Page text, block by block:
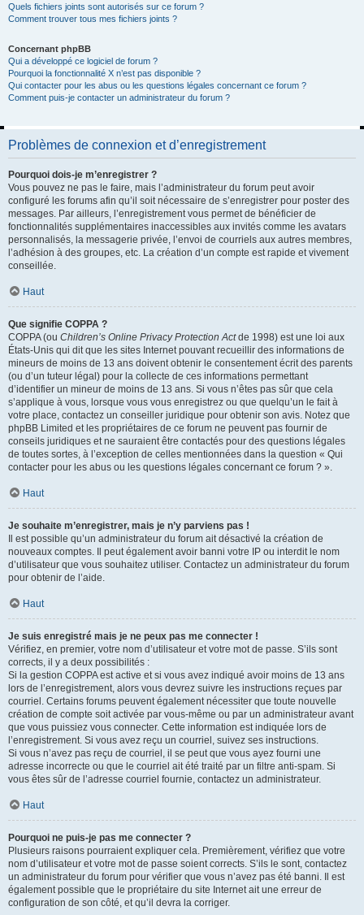
Quels fichiers joints sont autorisés sur ce forum ?
Comment trouver tous mes fichiers joints ?
Concernant phpBB
Qui a développé ce logiciel de forum ?
Pourquoi la fonctionnalité X n’est pas disponible ?
Qui contacter pour les abus ou les questions légales concernant ce forum ?
Comment puis-je contacter un administrateur du forum ?
Problèmes de connexion et d’enregistrement
Pourquoi dois-je m’enregistrer ?
Vous pouvez ne pas le faire, mais l’administrateur du forum peut avoir
configuré les forums afin qu’il soit nécessaire de s’enregistrer pour poster des
messages. Par ailleurs, l’enregistrement vous permet de bénéficier de
fonctionnalités supplémentaires inaccessibles aux invités comme les avatars
personnalisés, la messagerie privée, l’envoi de courriels aux autres membres,
l’adhésion à des groupes, etc. La création d’un compte est rapide et vivement
conseillée.
Haut
Que signifie COPPA ?
COPPA (ou Children’s Online Privacy Protection Actde 1998) est une loi aux
États-Unis qui dit que les sites Internet pouvant recueillir des informations de
mineurs de moins de 13 ans doivent obtenir le consentement écrit des parents
(ou d’un tuteur légal) pour la collecte de ces informations permettant
d’identifier un mineur de moins de 13 ans. Si vous n’êtes pas sûr que cela
s’applique à vous, lorsque vous vous enregistrez ou que quelqu’un le fait à
votre place, contactez un conseiller juridique pour obtenir son avis. Notez que
phpBB Limited et les propriétaires de ce forum ne peuvent pas fournir de
conseils juridiques et ne sauraient être contactés pour des questions légales
de toutes sortes, à l’exception de celles mentionnées dans la question « Qui
contacter pour les abus ou les questions légales concernant ce forum ? ».
Haut
Je souhaite m’enregistrer, mais je n’y parviens pas !
Il est possible qu’un administrateur du forum ait désactivé la création de
nouveaux comptes. Il peut également avoir banni votre IP ou interdit le nom
d’utilisateur que vous souhaitez utiliser. Contactez un administrateur du forum
pour obtenir de l’aide.
Haut
Je suis enregistré mais je ne peux pas me connecter !
Vérifiez, en premier, votre nom d’utilisateur et votre mot de passe. S’ils sont
corrects, il y a deux possibilités :
Si la gestion COPPA est active et si vous avez indiqué avoir moins de 13 ans
lors de l’enregistrement, alors vous devrez suivre les instructions reçues par
courriel. Certains forums peuvent également nécessiter que toute nouvelle
création de compte soit activée par vous-même ou par un administrateur avant
que vous puissiez vous connecter. Cette information est indiquée lors de
l’enregistrement. Si vous avez reçu un courriel, suivez ses instructions.
Si vous n’avez pas reçu de courriel, il se peut que vous ayez fourni une
adresse incorrecte ou que le courriel ait été traité par un filtre anti-spam. Si
vous êtes sûr de l’adresse courriel fournie, contactez un administrateur.
Haut
Pourquoi ne puis-je pas me connecter ?
Plusieurs raisons pourraient expliquer cela. Premièrement, vérifiez que votre
nom d’utilisateur et votre mot de passe soient corrects. S’ils le sont, contactez
un administrateur du forum pour vérifier que vous n’avez pas été banni. Il est
également possible que le propriétaire du site Internet ait une erreur de
configuration de son côté, et qu’il devra la corriger.